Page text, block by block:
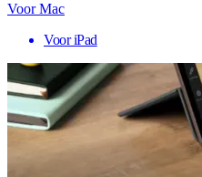
Voor Mac
Voor iPad